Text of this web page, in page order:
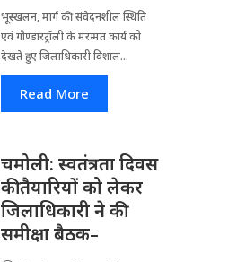
भूस्खलन, मार्ग की संवेदनशील स्थिति
एवं गौण्डारट्रॉली के मरम्मत कार्य को
देखते हुए जिलाधिकारी विशाल...
Read More
चमोली: स्वतंत्रता दिवस
की तैयारियों को लेकर
जिलाधिकारी ने की
समीक्षा बैठक–